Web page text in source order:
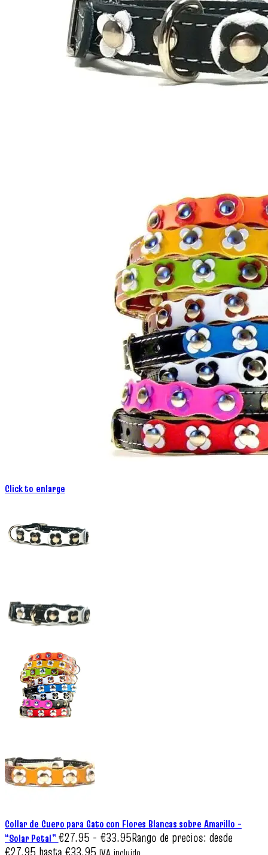
Click to enlarge
Collar de Cuero para Gato con Flores Blancas sobre Amarillo –
“Solar Petal” €27.95 - €33.95Rango de precios: desde